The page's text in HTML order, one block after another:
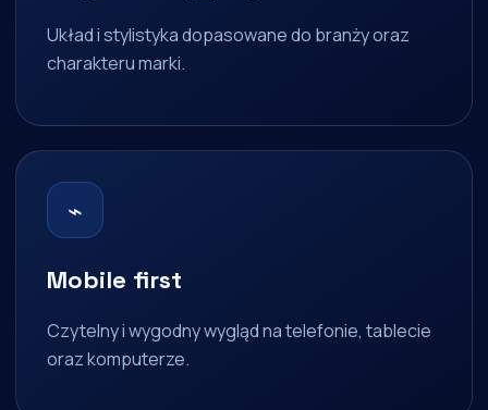
Układ i stylistyka dopasowane do branży oraz
charakteru marki.
⌁
Mobile first
Czytelny i wygodny wygląd na telefonie, tablecie
oraz komputerze.